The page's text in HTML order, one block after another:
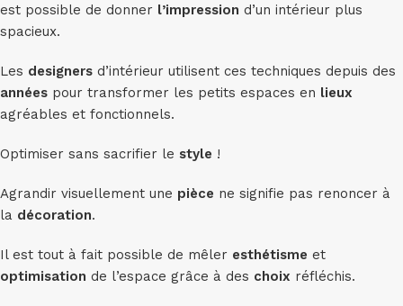
est possible de donner l’impression d’un intérieur plus
spacieux.
Les designers d’intérieur utilisent ces techniques depuis des
années pour transformer les petits espaces en lieux
agréables et fonctionnels.
Optimiser sans sacrifier le style !
Agrandir visuellement une pièce ne signifie pas renoncer à
la décoration.
Il est tout à fait possible de mêler esthétisme et
optimisation de l’espace grâce à des choix réfléchis.